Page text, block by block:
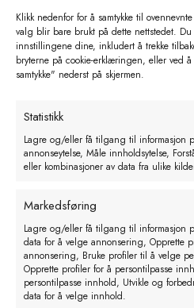
Klikk nedenfor for å samtykke til
valg blir bare brukt på dette nettstedet.
innstillingene dine, inkludert å trekke
bryterne på cookie-erklæringen, eller ved
samtykke" nederst på skjermen.
Statistikk
Lagre og/eller få tilgang til informasjon
annonseytelse, Måle innholdsytelse,
eller kombinasjoner av data fra ulike
Markedsføring
Lagre og/eller få tilgang til informasjon
data for å velge annonsering, Opprette
annonsering, Bruke profiler til å velge
Opprette profiler for å persontilpasse
persontilpasse innhold, Utvikle og
data for å velge innhold.
LacTek Komplett
m/
kr6400,00